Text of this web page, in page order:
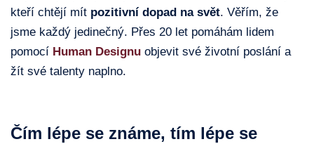
kteří chtějí mít pozitivní dopad na svět. Věřím, že
jsme každý jedinečný. Přes 20 let pomáhám lidem
pomocí Human Designu objevit své životní poslání a
žít své talenty naplno.
Čím lépe se známe, tím lépe se